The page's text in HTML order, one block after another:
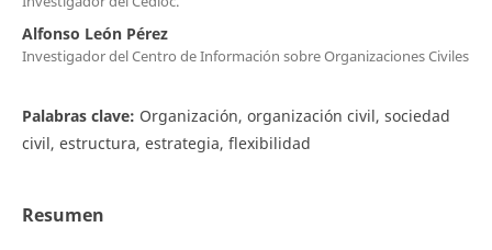
Alfonso León Pérez
Investigador del Centro de Información sobre Organizaciones Civiles
Palabras clave: Organización, organización civil, sociedad
civil, estructura, estrategia, flexibilidad
Resumen